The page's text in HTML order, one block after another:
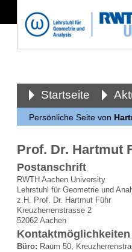
Startseite
Persönliche Seite von
Prof. Dr. Hartmut
Postanschrift
RWTH Aachen University
Lehrstuhl für Geometrie und
z.H. Prof. Dr. Hartmut Führ
Kreuzherrenstrasse 2
52062 Aachen
Büro: Raum 50,